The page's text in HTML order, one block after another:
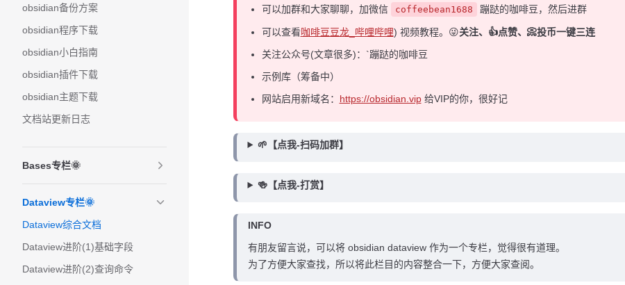
obsidian备份方案
obsidian程序下载
obsidian小白指南
obsidian插件下载
obsidian主题下载
文档站更新日志
Bases专栏🌞
Dataview专栏🌞
Dataview综合文档
Dataview进阶(1)基础字段
Dataview进阶(2)查询命令
可以加群和大家聊聊，加微信
coffeebean1688 蹦跶的咖啡豆，然后进群
可以查看咖啡豆豆龙_哔哩哔哩) 视频教程。😜关注、👍点赞、📀投币一键三连
关注公众号(文章很多)：`蹦跶的咖啡豆
示例库（筹备中）
网站启用新域名： https://obsidian.vip给VIP的你，很好记
🌱【点我-扫码加群】
🍻【点我-打赏】
INFO
有朋友留言说，可以将 obsidian dataview 作为一个专栏，觉得很有道理。
为了方便大家查找，所以将此栏目的内容整合一下，方便大家查阅。